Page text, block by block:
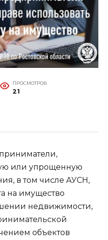
ПРОСМОТРОВ
21
или упрощенную
в том числе АУСН,
на имущество
недвижимости,
объектов